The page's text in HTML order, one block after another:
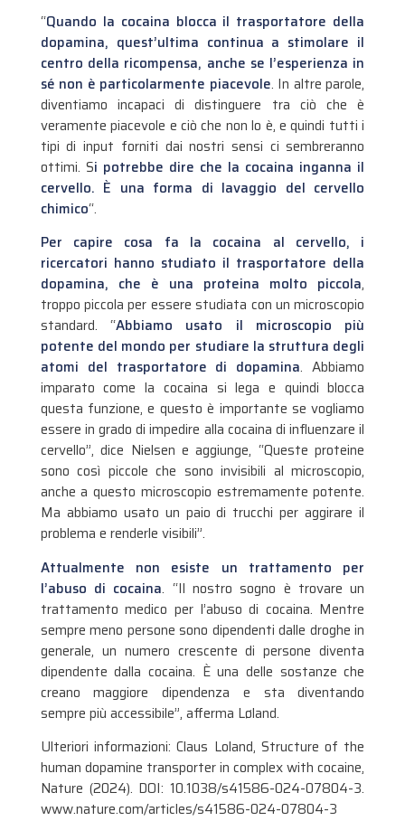
“Quando la cocaina blocca il trasportatore della
dopamina, quest’ultima continua a stimolare il
centro della ricompensa, anche se l’esperienza in
sé non è particolarmente piacevole. In altre parole,
diventiamo incapaci di distinguere tra ciò che è
veramente piacevole e ciò che non lo è, e quindi tutti i
tipi di input forniti dai nostri sensi ci sembreranno
ottimi. Si potrebbe dire che la cocaina inganna il
cervello. È una forma di lavaggio del cervello
chimico“.
Per capire cosa fa la cocaina al cervello, i
ricercatori hanno studiato il trasportatore della
dopamina, che è una proteina molto piccola,
troppo piccola per essere studiata con un microscopio
standard. “Abbiamo usato il microscopio più
potente del mondo per studiare la struttura degli
atomi del trasportatore di dopamina. Abbiamo
imparato come la cocaina si lega e quindi blocca
questa funzione, e questo è importante se vogliamo
essere in grado di impedire alla cocaina di influenzare il
cervello”, dice Nielsen e aggiunge, “Queste proteine
sono così piccole che sono invisibili al microscopio,
anche a questo microscopio estremamente potente.
Ma abbiamo usato un paio di trucchi per aggirare il
problema e renderle visibili”.
Attualmente non esiste un trattamento per
l’abuso di cocaina. “Il nostro sogno è trovare un
trattamento medico per l’abuso di cocaina. Mentre
sempre meno persone sono dipendenti dalle droghe in
generale, un numero crescente di persone diventa
dipendente dalla cocaina. È una delle sostanze che
creano maggiore dipendenza e sta diventando
sempre più accessibile”, afferma Løland.
Ulteriori informazioni: Claus Loland, Structure of the
human dopamine transporter in complex with cocaine,
Nature (2024). DOI: 10.1038/s41586-024-07804-3.
www.nature.com/articles/s41586-024-07804-3